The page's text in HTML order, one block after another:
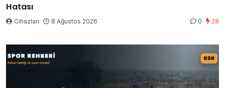
Hatası
Cihazları 8 Ağustos 2026 0 28